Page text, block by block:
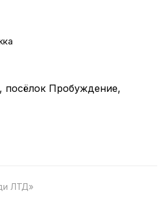
посёлок Пробуждение,
ЛТД»